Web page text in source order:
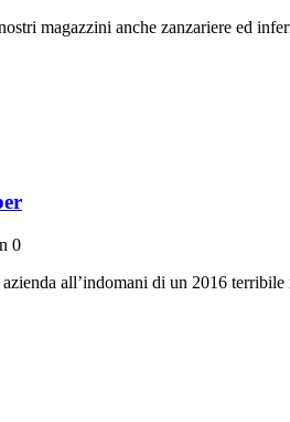
magazzini anche zanzariere ed
0
all’indomani di un 2016